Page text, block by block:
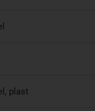
plast